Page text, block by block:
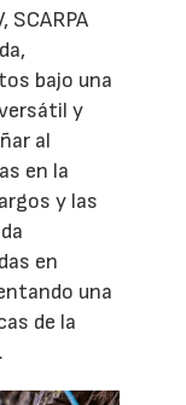
SCARPA
bajo una
y
al
en la
y las
en
una
de la